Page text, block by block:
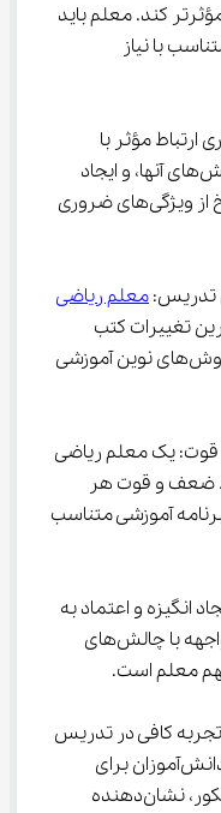
را جذاب‌تر و مؤثرتر کند. معلم باید
متناسب با نیاز
ارتباط مؤثر با
دانش‌آموزان، درک نیازها و چالش‌های آنها، و ایجاد
فضای امن برای پرسش و پاسخ از ویژگی‌های ضروری
معلم ریاضی
تغییرات کتب
درسی، شیوه‌های ارزشیابی، و روش‌های نوین آموزشی
قوت: یک معلم ریاضی
نقاط ضعف و قوت هر
برنامه آموزشی متناسب
انگیزه و اعتماد به
نفس در دانش‌آموزان برای مواجهه با چالش‌های
معلم است.
کافی در تدریس
و سابقه موفق در آماده‌سازی دانش‌آموزان برای
امتحانات مهم مانند نهایی و کنکور، نشان‌دهنده